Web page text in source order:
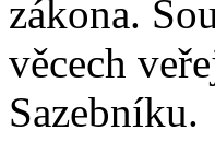
zákona.
věcech
Sazebníku.